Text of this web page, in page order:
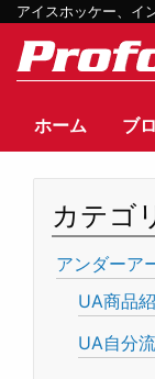
アイスホッケー、イ
ホーム ブ
カテゴ
アンダーア
UA商品
UA自分流